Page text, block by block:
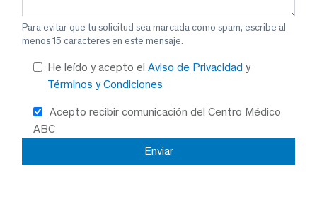
Para evitar que tu solicitud sea marcada como spam, escribe al
menos 15 caracteres en este mensaje.
He leído y acepto el Aviso de Privacidad y
Términos y Condiciones
Acepto recibir comunicación del Centro Médico
ABC